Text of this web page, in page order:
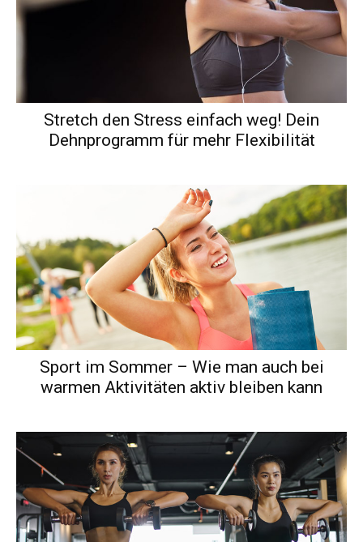
Stretch den Stress einfach weg! Dein
Dehnprogramm für mehr Flexibilität
Sport im Sommer – Wie man auch bei
warmen Aktivitäten aktiv bleiben kann